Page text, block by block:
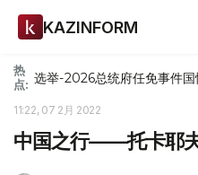
KAZINFORM
热
点: 选举-2026总统府任免事件
11:22, 07 2月 2022
中国之行——托卡耶